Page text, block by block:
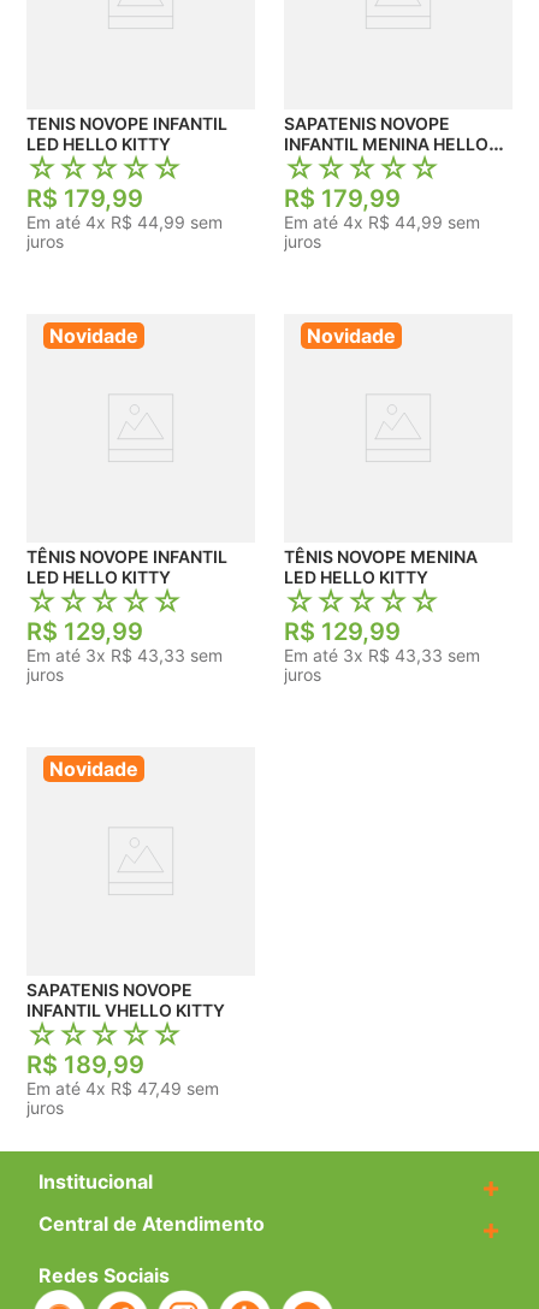
TENIS NOVOPE INFANTIL
LED HELLO KITTY
☆☆☆☆☆
R$ 179,99
Em até 4x R$ 44,99 sem
juros
SAPATENIS NOVOPE
INFANTIL MENINA HELLO
KITTY
☆☆☆☆☆
R$ 179,99
Em até 4x R$ 44,99 sem
juros
Novidade
TÊNIS NOVOPE INFANTIL
LED HELLO KITTY
☆☆☆☆☆
R$ 129,99
Em até 3x R$ 43,33 sem
juros
Novidade
TÊNIS NOVOPE MENINA
LED HELLO KITTY
☆☆☆☆☆
R$ 129,99
Em até 3x R$ 43,33 sem
juros
Novidade
SAPATENIS NOVOPE
INFANTIL VHELLO KITTY
☆☆☆☆☆
R$ 189,99
Em até 4x R$ 47,49 sem
juros
Institucional +
Central de Atendimento +
Redes Sociais